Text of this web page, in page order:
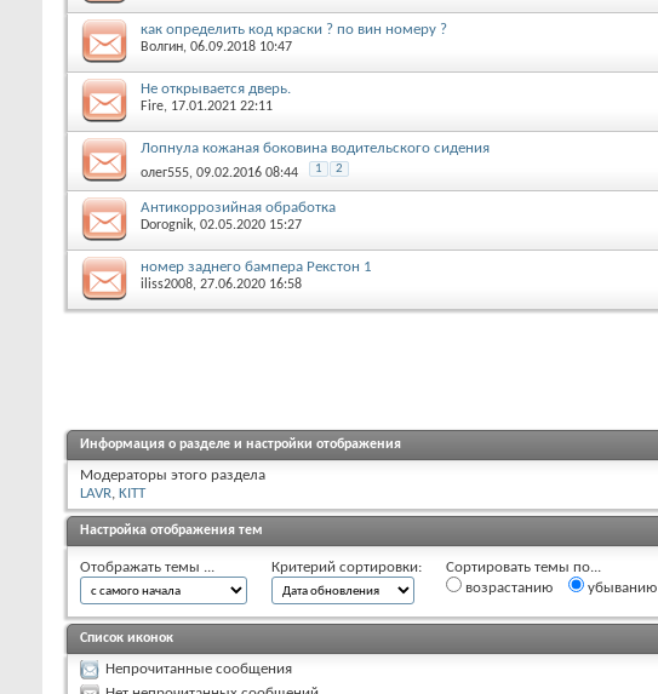
как определить код краски ? по вин номеру ?
Волгин, 06.09.2018 10:47
Не открывается дверь.
Fire, 17.01.2021 22:11
Лопнула кожаная боковина водительского сидения
олег555, 09.02.2016 08:44 1 2
Антикоррозийная обработка
Dorognik, 02.05.2020 15:27
номер заднего бампера Рекстон 1
iliss2008, 27.06.2020 16:58
Информация о разделе и настройки отображения
Модераторы этого раздела
LAVR, KITT
Настройка отображения тем
Отображать темы ... Критерий сортировки:
Сортировать темы по...
возрастанию
убыванию
Список иконок
Непрочитанные сообщения